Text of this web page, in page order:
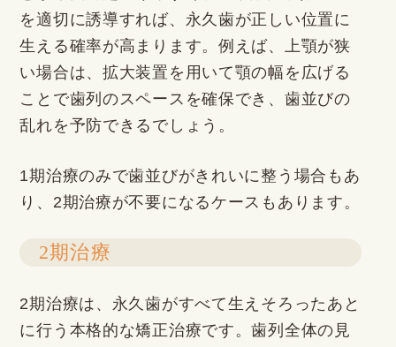
を適切に誘導すれば、永久歯が正しい位置に
生える確率が高まります。例えば、上顎が狭
い場合は、拡大装置を用いて顎の幅を広げる
ことで歯列のスペースを確保でき、歯並びの
乱れを予防できるでしょう。
1期治療のみで歯並びがきれいに整う場合もあ
り、2期治療が不要になるケースもあります。
2期治療
2期治療は、永久歯がすべて生えそろったあと
に行う本格的な矯正治療です。歯列全体の見